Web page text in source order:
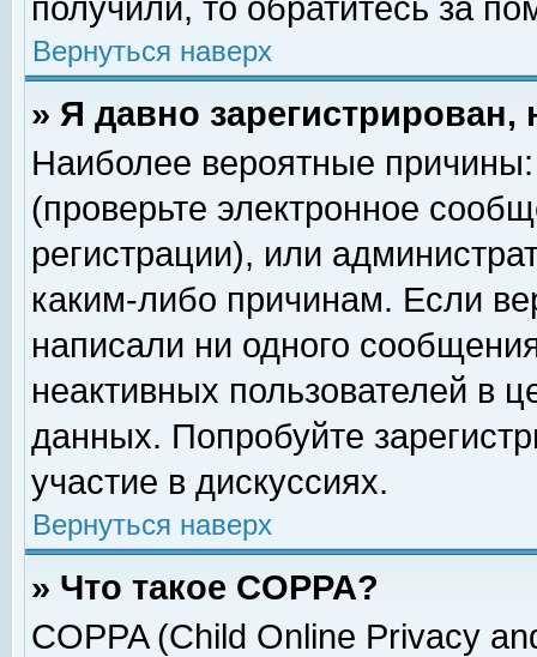
получили, то обратитесь за
Вернуться наверх
» Я давно
Наиболее вероятные
(проверьте электронное
регистрации), или
каким-либо причинам. Если
написали ни одного
неактивных пользователей в
данных. Попробуйте
участие в дискуссиях.
Вернуться наверх
» Что такое COPPA?
COPPA (Child Online Privacy